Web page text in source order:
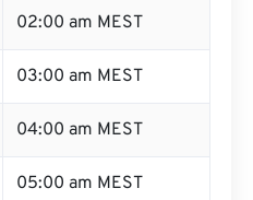
02:00 am MEST
03:00 am MEST
04:00 am MEST
05:00 am MEST